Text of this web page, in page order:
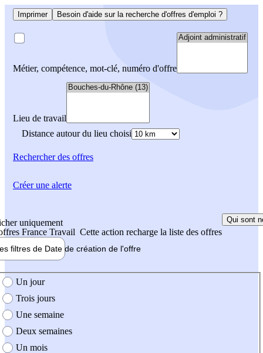
Imprimer Besoin d'aide sur la recherche d'offres d'emploi ?
Métier, compétence, mot-clé, numéro d'offre
Lieu de travail
Distance autour du lieu choisi
Rechercherdes offres
uniquement
France Travail Cette action recharge la liste des offres
Qui sont
filtres de Date de création de l'offre
création de l'offre
Un jour
Trois jours
Une semaine
Deux semaines
Un mois
Créer une alerte